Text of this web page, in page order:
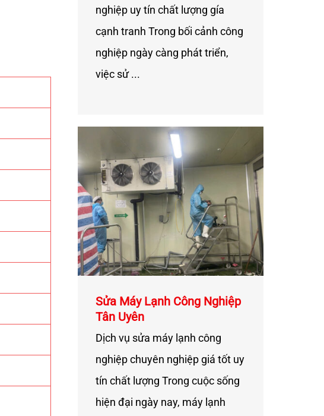
nghiệp uy tín chất lượng gía
cạnh tranh Trong bối cảnh công
nghiệp ngày càng phát triển,
việc sử ...
Sửa Máy Lạnh Công Nghiệp
Tân Uyên
Dịch vụ sửa máy lạnh công
nghiệp chuyên nghiệp giá tốt uy
tín chất lượng Trong cuộc sống
hiện đại ngày nay, máy lạnh